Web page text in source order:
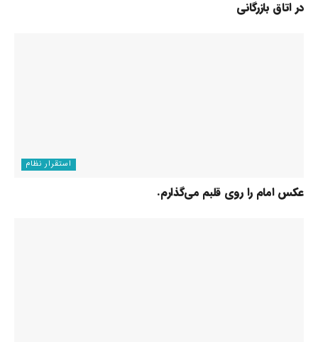
در اتاق بازرگانی
استقرار نظام
عکس امام را روی قلبم می‌گذارم.